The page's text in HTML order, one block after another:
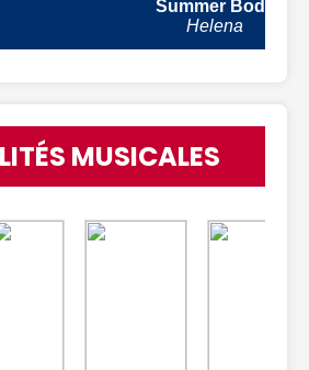
Summer Body
Helena
MUSICALES